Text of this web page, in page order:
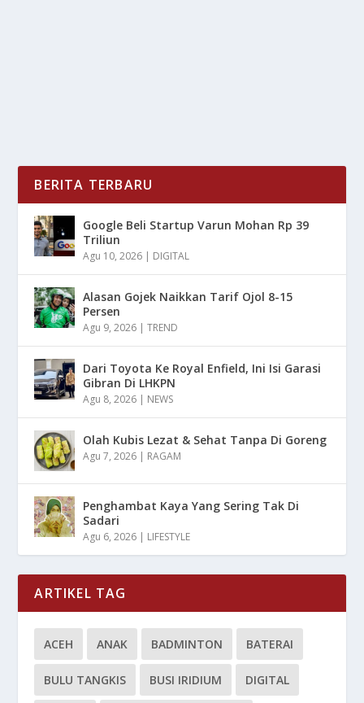
BERITA TERBARU
Google Beli Startup Varun Mohan Rp 39
Triliun
Agu 10, 2026 | DIGITAL
Alasan Gojek Naikkan Tarif Ojol 8-15
Persen
Agu 9, 2026 |TREND
Dari Toyota Ke Royal Enfield, Ini Isi Garasi
Gibran Di LHKPN
Agu 8, 2026 | NEWS
Olah Kubis Lezat & Sehat Tanpa Di Goreng
Agu 7, 2026 | RAGAM
Penghambat Kaya Yang Sering Tak Di
Sadari
Agu 6, 2026 | LIFESTYLE
ARTIKEL TAG
ACEH ANAK BADMINTON BATERAI
BULU TANGKIS BUSI IRIDIUM DIGITAL